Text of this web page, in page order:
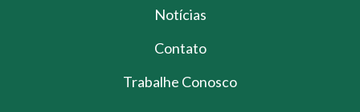
Notícias
Contato
Trabalhe Conosco